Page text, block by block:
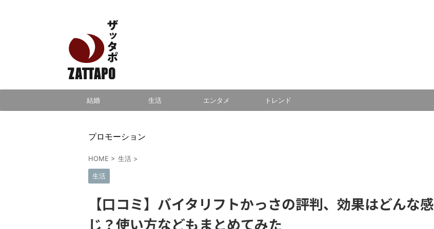
結婚 生活 エンタメ トレンド
プロモーション
HOME > 生活 >
生活
【口コミ】バイタリフトかっさの評判、効果はどんな感
じ？使い方などもまとめてみた